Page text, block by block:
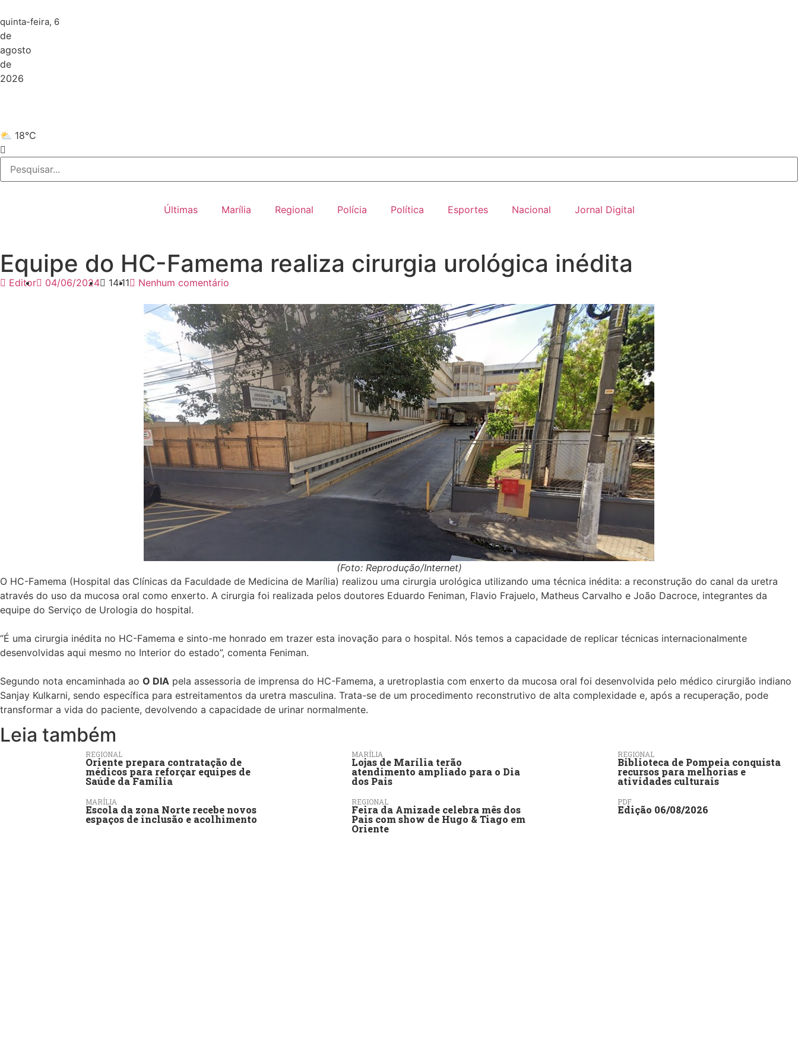
quinta-feira, 6
de
agosto
de
2026
⛅ 18°C
Últimas Marília Regional Polícia Política Esportes Nacional Jornal Digital
Equipe do HC-Famema realiza cirurgia urológica inédita
Editor 04/06/2024 14:11 Nenhum comentário
(Foto: Reprodução/Internet)
O HC-Famema (Hospital das Clínicas da Faculdade de Medicina de Marília) realizou uma cirurgia urológica utilizando uma técnica inédita: a reconstrução do canal da uretra
através do uso da mucosa oral como enxerto. A cirurgia foi realizada pelos doutores Eduardo Feniman, Flavio Frajuelo, Matheus Carvalho e João Dacroce, integrantes da
equipe do Serviço de Urologia do hospital.
“É uma cirurgia inédita no HC-Famema e sinto-me honrado em trazer esta inovação para o hospital. Nós temos a capacidade de replicar técnicas internacionalmente
desenvolvidas aqui mesmo no Interior do estado”, comenta Feniman.
Segundo nota encaminhada ao O DIA pela assessoria de imprensa do HC-Famema, a uretroplastia com enxerto da mucosa oral foi desenvolvida pelo médico cirurgião indiano
Sanjay Kulkarni, sendo específica para estreitamentos da uretra masculina. Trata-se de um procedimento reconstrutivo de alta complexidade e, após a recuperação, pode
transformar a vida do paciente, devolvendo a capacidade de urinar normalmente.
Leia também
REGIONAL
Oriente prepara contratação de
médicos para reforçar equipes de
Saúde da Família
MARÍLIA
Lojas de Marília terão
atendimento ampliado para o Dia
dos Pais
REGIONAL
Biblioteca de Pompeia conquista
recursos para melhorias e
atividades culturais
MARÍLIA
Escola da zona Norte recebe novos
espaços de inclusão e acolhimento
REGIONAL
Feira da Amizade celebra mês dos
Pais com show de Hugo & Tiago em
Oriente
PDF
Edição 06/08/2026